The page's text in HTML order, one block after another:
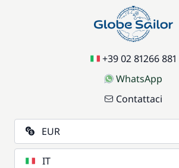
+39 02 81266 881
WhatsApp
Contattaci
EUR
IT